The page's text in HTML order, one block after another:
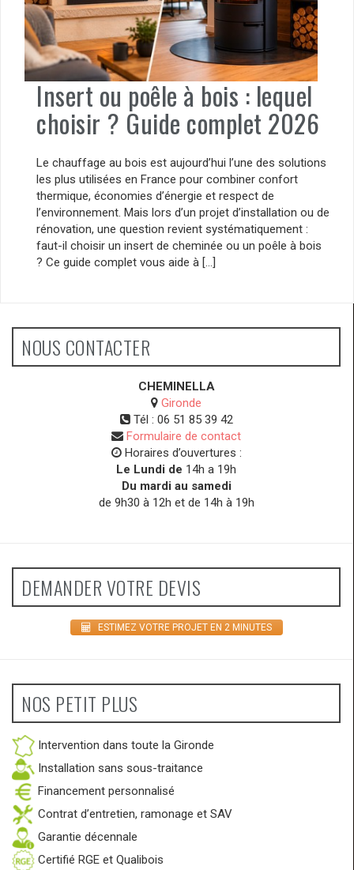
Insert ou poêle à bois : lequel
choisir ? Guide complet 2026
Le chauffage au bois est aujourd’hui l’une des solutions
les plus utilisées en France pour combiner confort
thermique, économies d’énergie et respect de
l’environnement. Mais lors d’un projet d’installation ou de
rénovation, une question revient systématiquement :
faut-il choisir un insert de cheminée ou un poêle à bois
? Ce guide complet vous aide à […]
NOUS CONTACTER
CHEMINELLA
Gironde
Tél : 06 51 85 39 42
Formulaire de contact
Horaires d’ouvertures :
Le Lundi de 14h a 19h
Du mardi au samedi
de 9h30 à 12h et de 14h à 19h
DEMANDER VOTRE DEVIS
ESTIMEZ VOTRE PROJET EN 2 MINUTES
NOS PETIT PLUS
Intervention dans toute la Gironde
Installation sans sous-traitance
Financement personnalisé
Contrat d’entretien, ramonage et SAV
Garantie décennale
Certifié RGE et Qualibois